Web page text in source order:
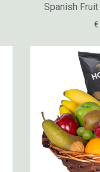
Spanish
€